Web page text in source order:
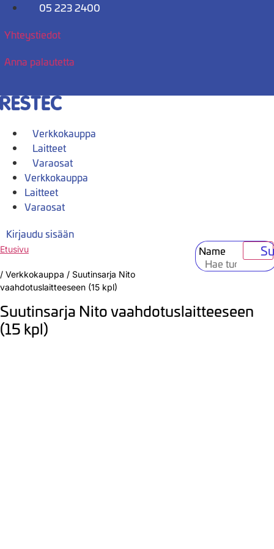
Mene
05 223 2400
Yhteystiedot
Anna palautetta
Verkkokauppa
Laitteet
Varaosat
Verkkokauppa
Laitteet
Varaosat
Kirjaudu sisään
Name
Etusivu
/ Verkkokauppa / Suutinsarja Nito
vaahdotuslaitteeseen (15 kpl)
Suutinsarja Nito vaahdotuslaitteeseen
(15 kpl)